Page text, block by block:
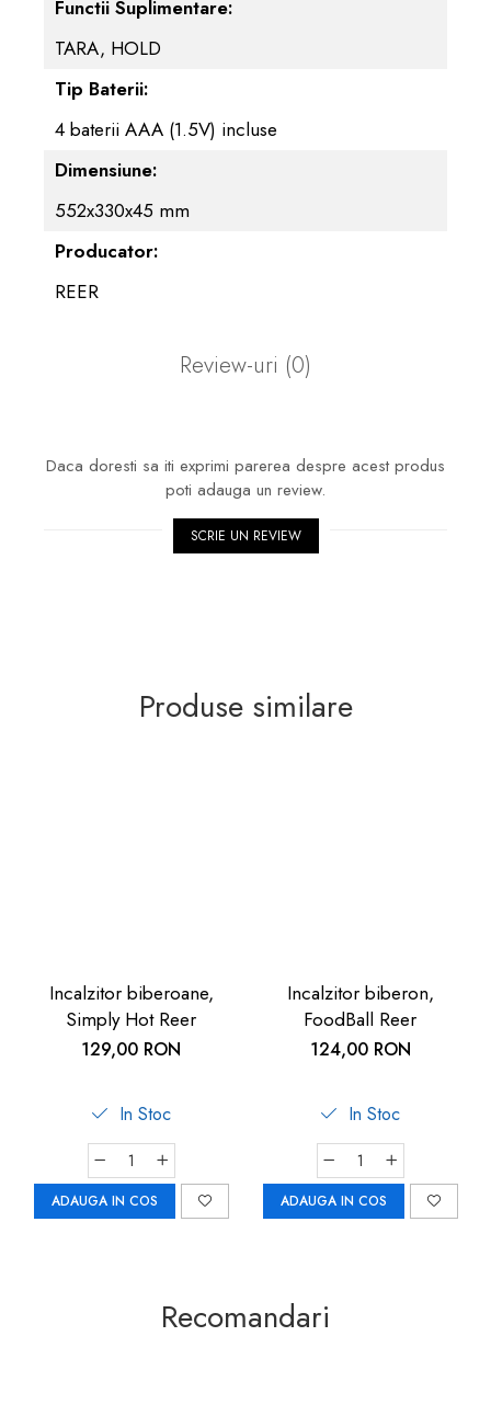
Functii Suplimentare:
TARA, HOLD
Tip Baterii:
4 baterii AAA (1.5V) incluse
Dimensiune:
552x330x45 mm
Producator:
REER
Review-uri (0)
Daca doresti sa iti exprimi parerea despre acest produs
poti adauga un review.
SCRIE UN REVIEW
Produse similare
Incalzitor biberoane,
Simply Hot Reer
129,00 RON
In Stoc
ADAUGA IN COS
Incalzitor biberon,
FoodBall Reer
124,00 RON
In Stoc
ADAUGA IN COS
Recomandari